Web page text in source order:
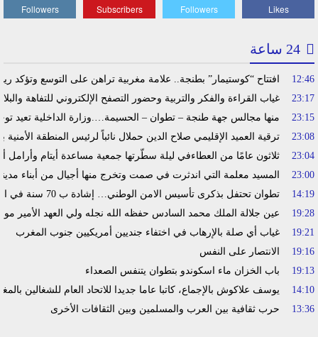
Likes
Followers
Subscribers
Followers
12:46
افتتاح “كوستيمار” بطنجة.. علامة مغربية تراهن على التوسع وتؤكد
23:17
غياب القراءة والفكر والتربية وحضور التصفح الإلكتروني للتفاهة
23:15
منها مجالس جهة طنجة – تطوان – الحسيمة….وزارة الداخلية تعيد
23:08
ترقية العميد الإقليمي صلاح الدين حملال نائباً لرئيس المنطقة الأمنية
23:04
ثلاثون عامًا من العطاءفي ليلة سطّرتها جمعية مساعدة أيتام وأرامل
23:00
المسيد معلمة التي اندثرت في صمت وتخرج منها أجيال من أبناء
14:19
تطوان تحتفل بذكرى تأسيس الامن الوطني… إشادة ب 70 سنة في الحفاظ على استقرار الوطن وضمان أمن المواطنين
19:28
عين جلالة الملك محمد السادس حفظه الله نجله ولي العهد الأمير
19:21
غياب أي صلة بالإرهاب في اختفاء جنديين أمريكيين جنوب المغرب
19:16
الانتصار على النفس
19:13
باب الخزان ماء اسكوندو بتطوان يتنفس الصعداء
14:10
يوسف علاكوش بالإجماع، كاتبا عاما جديدا للاتحاد العام للشغالين
13:36
حرب ثقافية بين العرب والمسلمين وبين الثقافات الأخرى